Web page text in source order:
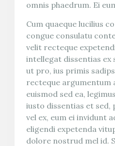
omnis phaedrum. Ei
Cum quaeque lucilius
congue consulatu
velit recteque
intellegat dissentias ex
ut pro, ius primis
recteque argumentum
euismod sed ea,
iusto dissentias et sed,
vel ex, eum ei invidunt
eligendi expetenda
dolore nostrud mel id.